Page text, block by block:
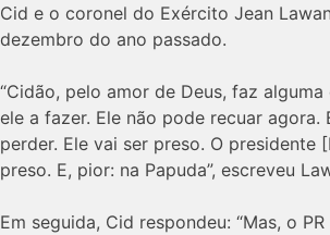
Cid e o coronel do Exército Jean
dezembro do ano passado.
“Cidão, pelo amor de Deus, faz
ele a fazer. Ele não pode recuar agora.
perder. Ele vai ser preso. O presidente
preso. E, pior: na Papuda”, escreveu
Em seguida, Cid respondeu: “Mas, o